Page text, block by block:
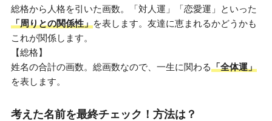
総格から人格を引いた画数。「対人運」「恋愛運」といった
「周りとの関係性」を表します。友達に恵まれるかどうかも
これが関係します。
【総格】
姓名の合計の画数。総画数なので、一生に関わる「全体運」
を表します。
考えた名前を最終チェック！方法は？